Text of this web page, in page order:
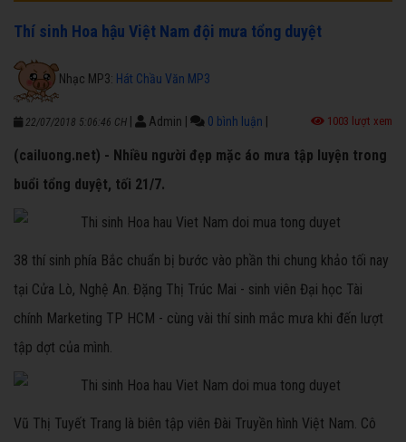
Thí sinh Hoa hậu Việt Nam đội mưa tổng duyệt
Nhạc MP3: Hát Chầu Văn MP3
22/07/2018 5:06:46 CH Admin 0 bình luận 1003 lượt xem
(cailuong.net) - Nhiều người đẹp mặc áo mưa tập luyện trong
buổi tổng duyệt, tối 21/7.
38 thí sinh phía Bắc chuẩn bị bước vào phần thi chung khảo tối nay
tại Cửa Lò, Nghệ An. Đặng Thị Trúc Mai - sinh viên Đại học Tài
chính Marketing TP HCM - cùng vài thí sinh mắc mưa khi đến lượt
tập dợt của mình.
Vũ Thị Tuyết Trang là biên tập viên Đài Truyền hình Việt Nam. Cô